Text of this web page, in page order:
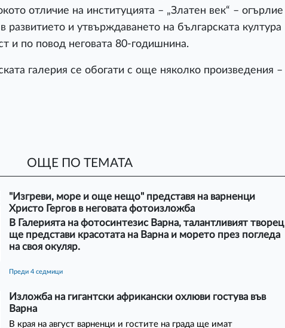
отличие на институцията – „Златен век“ – огърлие
развитието и утвърждаването на българската култура
и по повод неговата 80-годишнина.
галерия се обогати с още няколко произведения –
ОЩЕ ПО ТЕМАТА
"Изгреви, море и още нещо" представя на варненци
Христо Гергов в неговата фотоизложба
В Галерията на фотосинтезис Варна, талантливият творец
ще представи красотата на Варна и морето през погледа
на своя окуляр.
преди 4 седмици
Изложба на гигантски африкански охлюви гостува във
Варна
В края на август варненци и гостите на града ще имат